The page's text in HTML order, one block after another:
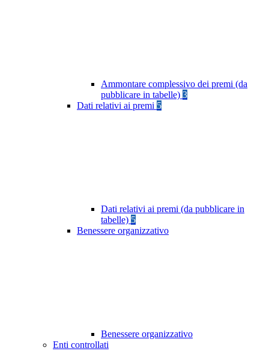
Ammontare complessivo dei premi (da
pubblicare in tabelle) 3
Dati relativi ai premi 5
Dati relativi ai premi (da pubblicare in
tabelle) 5
Benessere organizzativo
Benessere organizzativo
Enti controllati